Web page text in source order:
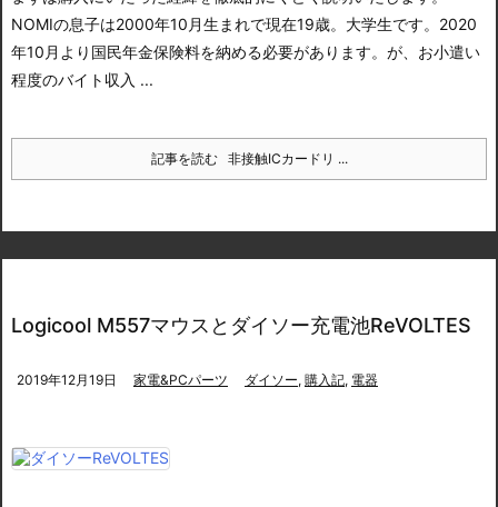
NOMIの息子は2000年10月生まれで現在19歳。大学生です。2020
年10月より国民年金保険料を納める必要があります。 が、お小遣い
程度のバイト収入 ...
記事を読む 非接触ICカードリ ...
Logicool M557マウスとダイソー充電池ReVOLTES
2019年12月19日 家電&PCパーツ ダイソー, 購入記, 電器